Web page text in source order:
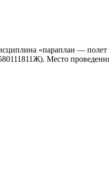
«параплан —
Место